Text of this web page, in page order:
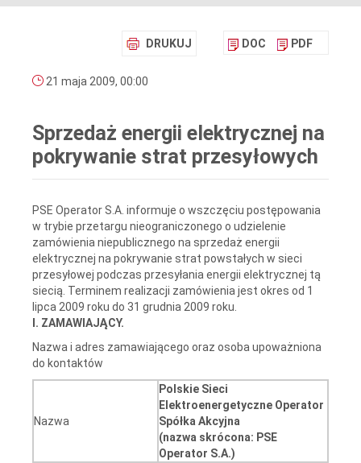
DRUKUJ DOC PDF
21 maja 2009, 00:00
Sprzedaż energii elektrycznej na
pokrywanie strat przesyłowych
PSE Operator S.A. informuje o wszczęciu postępowania
w trybie przetargu nieograniczonego o udzielenie
zamówienia niepublicznego na sprzedaż energii
elektrycznej na pokrywanie strat powstałych w sieci
przesyłowej podczas przesyłania energii elektrycznej tą
siecią. Terminem realizacji zamówienia jest okres od 1
lipca 2009 roku do 31 grudnia 2009 roku.
I. ZAMAWIAJĄCY.
Nazwa i adres zamawiającego oraz osoba upoważniona
do kontaktów
Nazwa
Polskie Sieci
Elektroenergetyczne Operator
Spółka Akcyjna
(nazwa skrócona: PSE
Operator S.A.)